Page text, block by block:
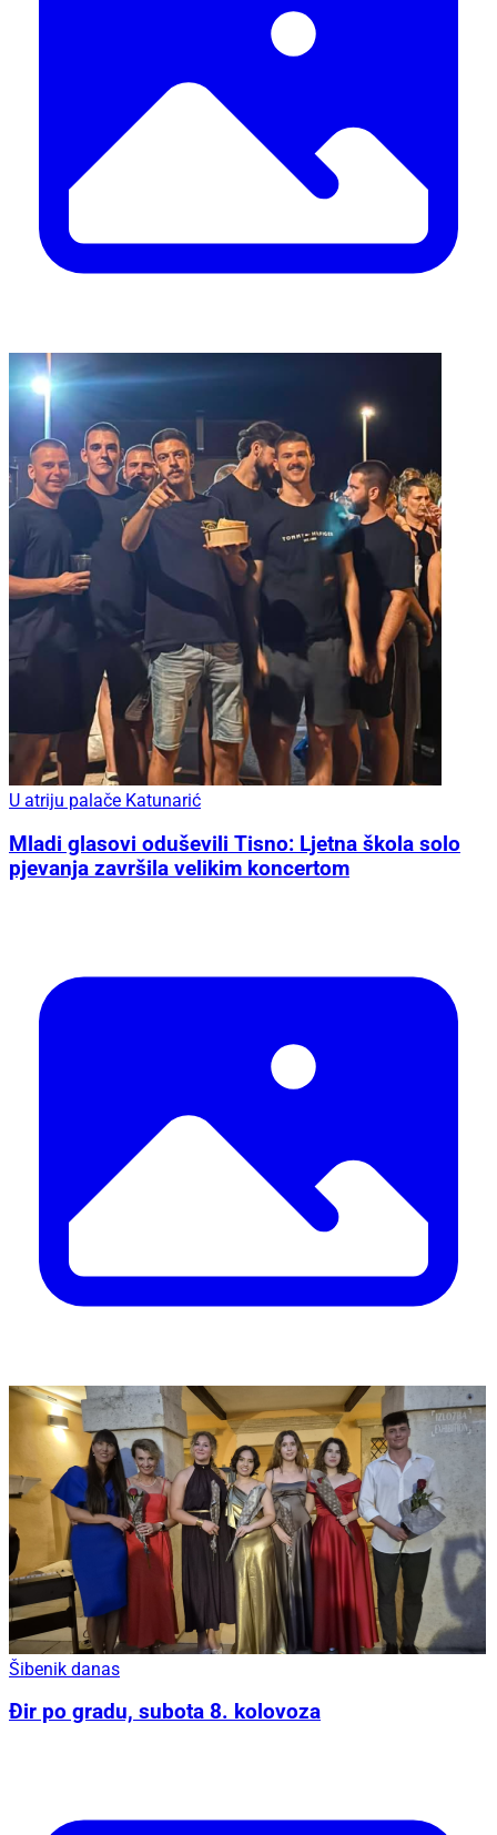
U atriju palače Katunarić
Mladi glasovi oduševili Tisno: Ljetna škola solo
pjevanja završila velikim koncertom
Šibenik danas
Đir po gradu, subota 8. kolovoza